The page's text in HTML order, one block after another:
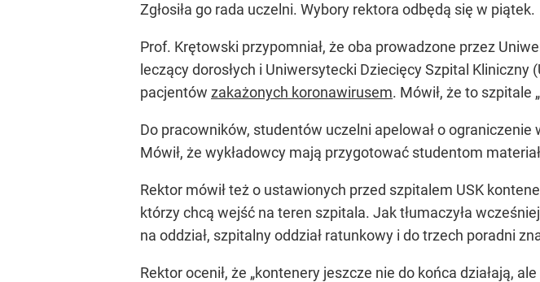
Zgłosiła go rada uczelni. Wybory rektora odbędą się w piątek.
Prof. Krętowski przypomniał, że oba prowadzone przez
leczący dorosłych i Uniwersytecki Dziecięcy Szpital
pacjentów zakażonych koronawirusem. Mówił, że to szpitale
Do pracowników, studentów uczelni apelował o
Mówił, że wykładowcy mają przygotować studentom
Rektor mówił też o ustawionych przed szpitalem USK
którzy chcą wejść na teren szpitala. Jak tłumaczyła
na oddział, szpitalny oddział ratunkowy i do trzech poradni
Rektor ocenił, że „kontenery jeszcze nie do końca działają,